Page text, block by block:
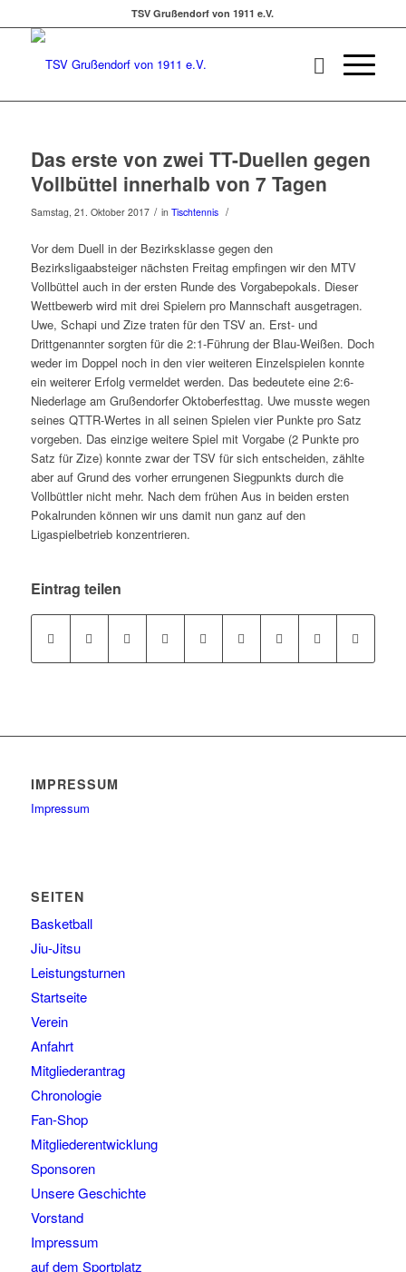
TSV Grußendorf von 1911 e.V.
Das erste von zwei TT-Duellen gegen
Vollbüttel innerhalb von 7 Tagen
Samstag, 21. Oktober 2017 / in Tischtennis /
Vor dem Duell in der Bezirksklasse gegen den
Bezirksligaabsteiger nächsten Freitag empfingen wir den MTV
Vollbüttel auch in der ersten Runde des Vorgabepokals. Dieser
Wettbewerb wird mit drei Spielern pro Mannschaft ausgetragen.
Uwe, Schapi und Zize traten für den TSV an. Erst- und
Drittgenannter sorgten für die 2:1-Führung der Blau-Weißen. Doch
weder im Doppel noch in den vier weiteren Einzelspielen konnte
ein weiterer Erfolg vermeldet werden. Das bedeutete eine 2:6-
Niederlage am Grußendorfer Oktoberfesttag. Uwe musste wegen
seines QTTR-Wertes in all seinen Spielen vier Punkte pro Satz
vorgeben. Das einzige weitere Spiel mit Vorgabe (2 Punkte pro
Satz für Zize) konnte zwar der TSV für sich entscheiden, zählte
aber auf Grund des vorher errungenen Siegpunkts durch die
Vollbüttler nicht mehr. Nach dem frühen Aus in beiden ersten
Pokalrunden können wir uns damit nun ganz auf den
Ligaspielbetrieb konzentrieren.
Eintrag teilen
IMPRESSUM
Impressum
SEITEN
Basketball
Jiu-Jitsu
Leistungsturnen
Startseite
Verein
Anfahrt
Mitgliederantrag
Chronologie
Fan-Shop
Mitgliederentwicklung
Sponsoren
Unsere Geschichte
Vorstand
Impressum
auf dem Sportplatz